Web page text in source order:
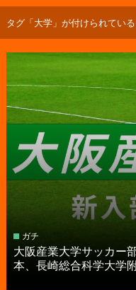
タグ「大学」が付けられてい
ガチ
大阪産業大学サッカー
本、長崎総合科学大学